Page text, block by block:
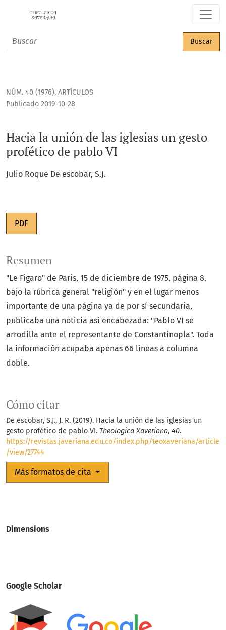
Hacia la unión de las iglesias un gesto profético de pablo VI
Buscar
NÚM. 40 (1976), ARTÍCULOS
Hacia la unión de las iglesias un gesto
profético de pablo VI
Publicado 2019-10-28
Julio Roque De escobar, S.J.
PDF
Cómo citar
De escobar, S.J., J. R. (2019). Hacia la unión de las iglesias un
gesto profético de pablo VI. Theologica Xaveriana, 40.
https://revistas.javeriana.edu.co/index.php/teoxaveriana/article
/view/27744
Más formatos de cita
Dimensions
Google Scholar
Resumen
"Le Figaro" de Paris, 15 de diciembre de 1975, página 8,
bajo la rúbrica general "religión" y en el lugar menos
importante de una página ya de por sí secundaria,
publicaba una noticia así encabezada: "Pablo VI se
arrodilla ante el representante de Constantinopla". Toda
la información acupaba apenas 66 líneas a columna
doble.